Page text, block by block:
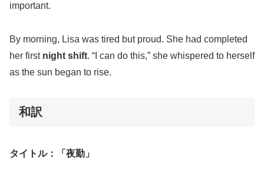
important.
By morning, Lisa was tired but proud. She had completed
her first night shift. “I can do this,” she whispered to herself
as the sun began to rise.
和訳
タイトル：「夜勤」